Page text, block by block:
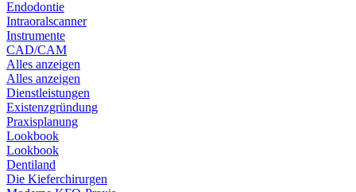
Endodontie
Intraoralscanner
Instrumente
CAD/CAM
Alles anzeigen
Alles anzeigen
Dienstleistungen
Existenzgründung
Praxisplanung
Lookbook
Lookbook
Dentiland
Die Kieferchirurgen